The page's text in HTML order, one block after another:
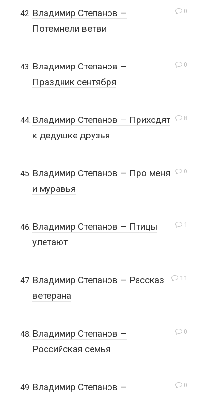
0
Владимир Степанов —
Потемнели ветви
0
Владимир Степанов —
Праздник сентября
8
Владимир Степанов — Приходят
к дедушке друзья
0
Владимир Степанов — Про меня
и муравья
1
Владимир Степанов — Птицы
улетают
11
Владимир Степанов — Рассказ
ветерана
0
Владимир Степанов —
Российская семья
0
Владимир Степанов —